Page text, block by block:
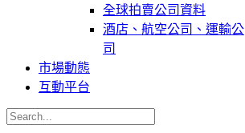
全球拍賣公司資料
酒店、航空公司、運輸公
司
市場動態
互動平台